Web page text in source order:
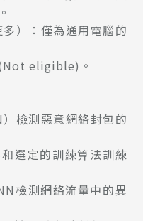
）：僅為通用電腦的
eligible)。
檢測惡意網絡封包的
定的訓練算法訓練
檢測網絡流量中的異